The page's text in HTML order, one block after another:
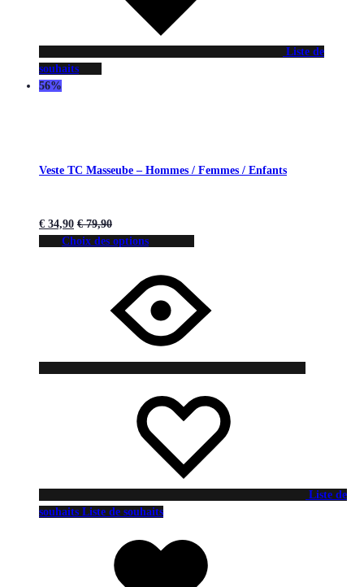
Liste de
souhaits
56%
Veste TC Masseube – Hommes / Femmes / Enfants
€ 34,90 €79,90
Choix des options
Liste de
souhaits Liste de souhaits